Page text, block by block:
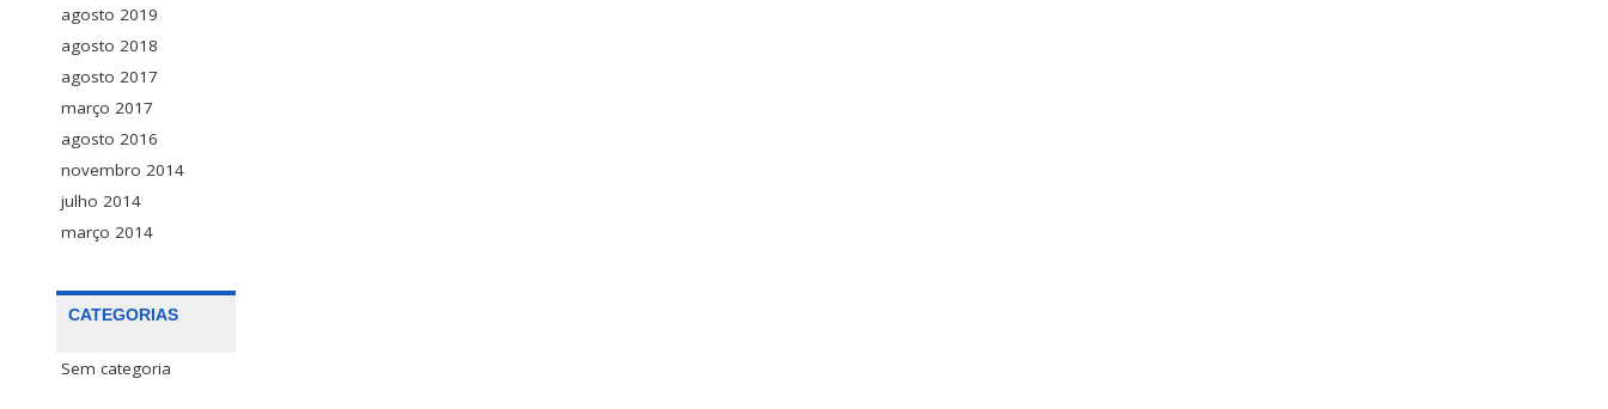
agosto 2019
agosto 2018
agosto 2017
março 2017
agosto 2016
novembro 2014
julho 2014
março 2014
CATEGORIAS
Sem categoria